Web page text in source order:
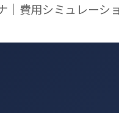
｜費用シミュレーシ